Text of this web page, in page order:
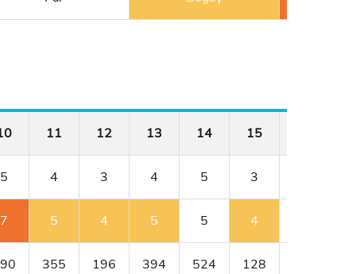
11 12 13 14 15
5 4 3 4 5 3
7 5 4 5 5 4
355 196 394 524 128